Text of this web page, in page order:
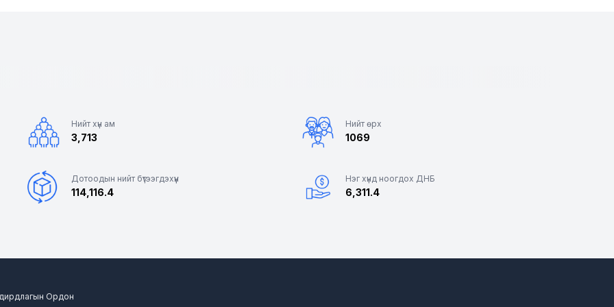
Нийт хүн ам
3,713
Нийт өрх
1069
Дотоодын нийт бүтээгдэхүүн
114,116.4
Нэг хүнд ноогдох ДНБ
6,311.4
Ордон